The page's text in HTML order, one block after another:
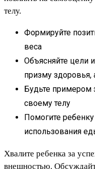
телу.
Формируйте
веса
Объясняйте цели
призму
Будьте примером
своему телу
Помогите
использования
Хвалите ребенка за
внешностью.